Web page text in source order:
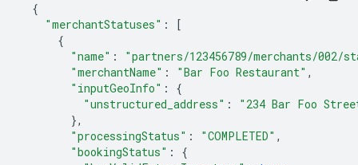
{
"merchantStatuses" :
[
{
"name" :
"partners/123456789/merchants/002/
"merchantName" : "Bar Foo Restaurant" ,
"inputGeoInfo" :
{
"unstructured_address" :
"234 Bar Foo
},
"processingStatus" : "COMPLETED" ,
"bookingStatus" :
{